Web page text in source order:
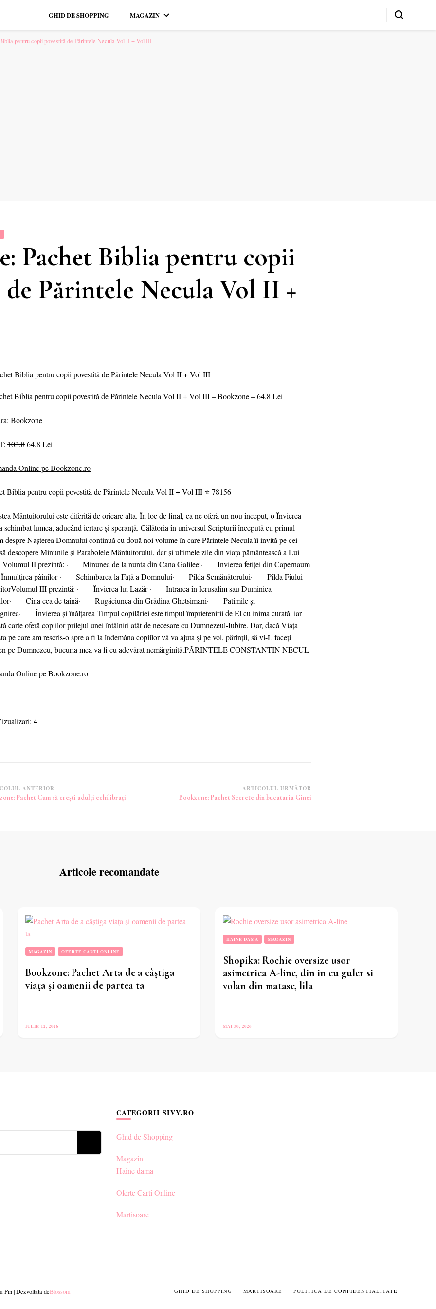
GHID DE SHOPPING MAGAZIN
pentru copii povestită de Părintele Necula Vol II + Vol III
Pachet Biblia pentru copii
Părintele Necula Vol II +
Biblia pentru copii povestită de Părintele Necula Vol II + Vol III – Bookzone – 64.8 Lei
Bookzone
103.864.8 Lei
Online pe Bookzone.ro
Biblia pentru copii povestită de Părintele Necula Vol II + Vol III ⭐ 78156
Mântuitorului este diferită de oricare alta. În loc de final, ea ne oferă un nou început, o Învierea
schimbat lumea, aducând iertare și speranță. Călătoria în universul Scripturii începută cu primul
despre Nașterea Domnului continuă cu două noi volume în care Părintele Necula îi invită pe cei
descopere Minunile și Parabolele Mântuitorului, dar și ultimele zile din viața pământească a Lui
Volumul II prezintă: · Minunea de la nunta din Cana Galileei· Învierea fetiței din Capernaum
pâinilor · Schimbarea la Față a Domnului· Pilda Semănătorului· Pilda Fiului
III prezintă: · Învierea lui Lazăr · Intrarea în Ierusalim sau Duminica
Cina cea de taină· Rugăciunea din Grădina Ghetsimani· Patimile și
Învierea și înălțarea Timpul copilăriei este timpul împrietenirii de El cu inima curată, iar
carte oferă copiilor prilejul unei întâlniri atât de necesare cu Dumnezeul-Iubire. Dar, dacă Viața
pe care am rescris-o spre a fi la îndemâna copiilor vă va ajuta și pe voi, părinții, să vi-L faceți
pe Dumnezeu, bucuria mea va fi cu adevărat nemărginită.PĂRINTELE CONSTANTIN NECUL
Online pe Bookzone.ro
4
ANTERIOR
Pachet Cum să crești adulți echilibrați
ARTICOLUL URMĂTOR
Bookzone: Pachet Secrete din bucataria Ginei
Articole recomandate
MAGAZIN OFERTE CARTI ONLINE
Bookzone: Pachet Arta de a câștiga
viața și oamenii de partea ta
IULIE 12, 2026
HAINE DAMA MAGAZIN
Shopika: Rochie oversize usor
asimetrica A-line, din in cu guler si
volan din matase, lila
MAI 30, 2026
CATEGORII SIVY.RO
Ghid de Shopping
Magazin
Haine dama
Oferte Carti Online
Martisoare
Pin | Dezvoltată deBlossom
GHID DE SHOPPING MARTISOARE POLITICA DE CONFIDENTIALITATE